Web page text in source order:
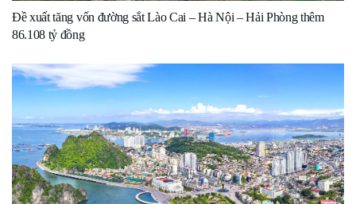
Đề xuất tăng vốn đường sắt Lào Cai – Hà Nội – Hải Phòng thêm
86.108 tỷ đồng